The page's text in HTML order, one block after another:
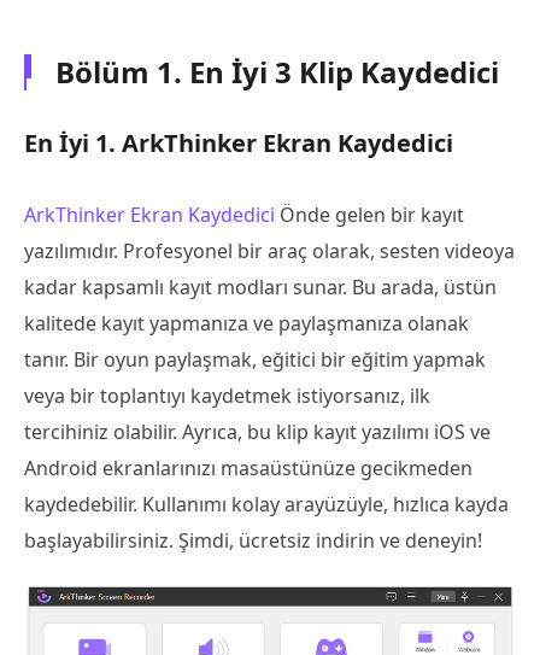
Bölüm 1. En İyi 3 Klip Kaydedici
En İyi 1. ArkThinker Ekran Kaydedici
ArkThinker Ekran Kaydedici Önde gelen bir kayıt
yazılımıdır. Profesyonel bir araç olarak, sesten videoya
kadar kapsamlı kayıt modları sunar. Bu arada, üstün
kalitede kayıt yapmanıza ve paylaşmanıza olanak
tanır. Bir oyun paylaşmak, eğitici bir eğitim yapmak
veya bir toplantıyı kaydetmek istiyorsanız, ilk
tercihiniz olabilir. Ayrıca, bu klip kayıt yazılımı iOS ve
Android ekranlarınızı masaüstünüze gecikmeden
kaydedebilir. Kullanımı kolay arayüzüyle, hızlıca kayda
başlayabilirsiniz. Şimdi, ücretsiz indirin ve deneyin!